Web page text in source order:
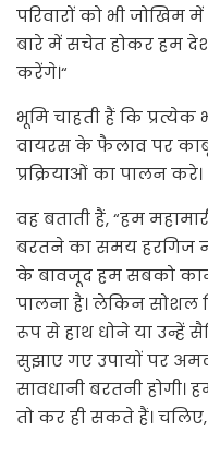
परिवारों को भी जोखिम
बारे में सचेत होकर हम
करेंगे।“
भूमि चाहती हैं कि
वायरस के फैलाव पर
प्रक्रियाओं का पालन करे।
वह बताती हैं, “हम
बरतने का समय हरगिज
के बावजूद हम सबको
पालना है। लेकिन सोशल
रूप से हाथ धोने या उन्हें
सुझाए गए उपायों पर
सावधानी बरतनी
तो कर ही सकते हैं। चलिए,